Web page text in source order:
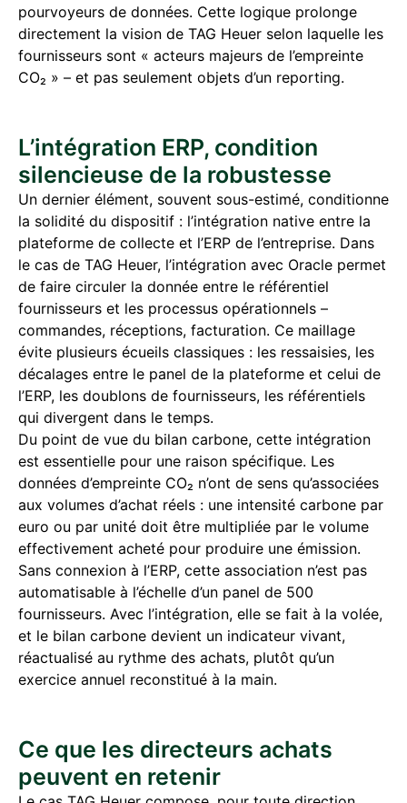
pourvoyeurs de données. Cette logique prolonge
directement la vision de TAG Heuer selon laquelle les
fournisseurs sont « acteurs majeurs de l’empreinte
CO₂ » – et pas seulement objets d’un reporting.
L’intégration ERP, condition
silencieuse de la robustesse
Un dernier élément, souvent sous-estimé, conditionne
la solidité du dispositif : l’intégration native entre la
plateforme de collecte et l’ERP de l’entreprise. Dans
le cas de TAG Heuer, l’intégration avec Oracle permet
de faire circuler la donnée entre le référentiel
fournisseurs et les processus opérationnels –
commandes, réceptions, facturation. Ce maillage
évite plusieurs écueils classiques : les ressaisies, les
décalages entre le panel de la plateforme et celui de
l’ERP, les doublons de fournisseurs, les référentiels
qui divergent dans le temps.
Du point de vue du bilan carbone, cette intégration
est essentielle pour une raison spécifique. Les
données d’empreinte CO₂ n’ont de sens qu’associées
aux volumes d’achat réels : une intensité carbone par
euro ou par unité doit être multipliée par le volume
effectivement acheté pour produire une émission.
Sans connexion à l’ERP, cette association n’est pas
automatisable à l’échelle d’un panel de 500
fournisseurs. Avec l’intégration, elle se fait à la volée,
et le bilan carbone devient un indicateur vivant,
réactualisé au rythme des achats, plutôt qu’un
exercice annuel reconstitué à la main.
Ce que les directeurs achats
peuvent en retenir